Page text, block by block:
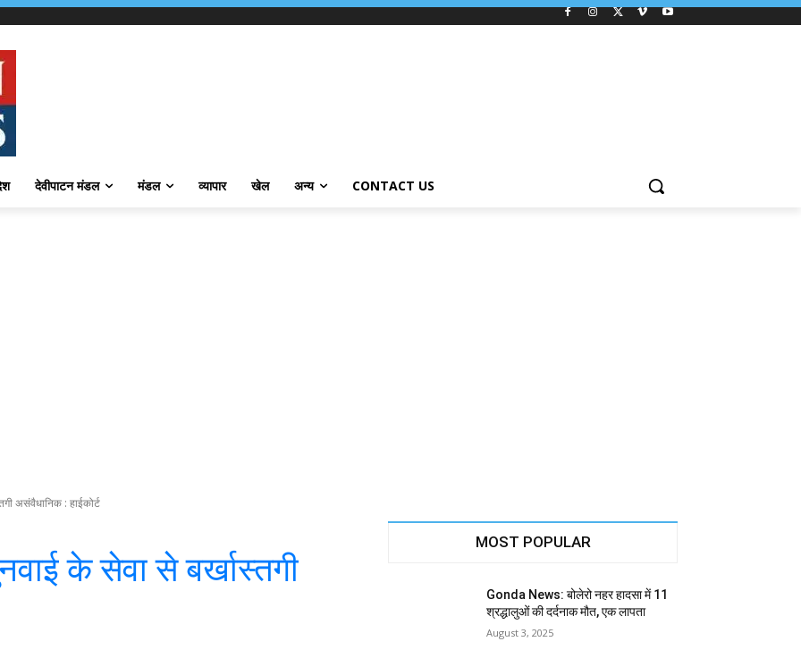
देवीपाटन मंडल मंडल व्यापार खेल अन्य CONTACT US
असंवैधानिक : हाईकोर्ट
के सेवा से बर्खास्तगी
MOST POPULAR
Gonda News: बोलेरो नहर हादसा में 11
श्रद्धालुओं की दर्दनाक मौत, एक लापता
August 3, 2025